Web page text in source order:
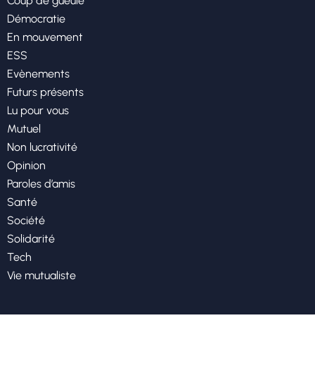
Démocratie
En mouvement
ESS
Evènements
Futurs présents
Lu pour vous
Mutuel
Non lucrativité
Opinion
Paroles d’amis
Santé
Société
Solidarité
Tech
Vie mutualiste